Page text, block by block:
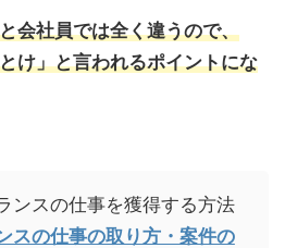
会社員では全く違うので、
け」と言われるポイントにな
ンスの仕事を獲得する方法
スの仕事の取り方・案件の